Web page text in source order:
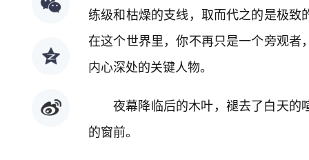
练级和枯燥的支线，取而代之的是极
在这个世界里，你不再只是一个旁观
内心深处的关键人物。
夜幕降临后的木叶，褪去了白天的
的窗前。